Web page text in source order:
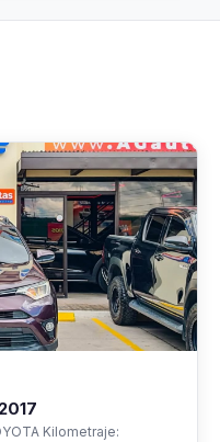
Kilometraje: